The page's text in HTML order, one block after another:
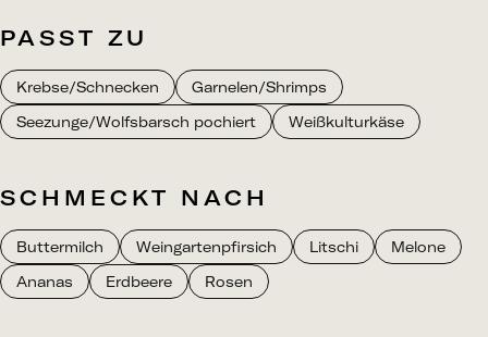
PASST ZU
Krebse/Schnecken
Garnelen/Shrimps
Seezunge/Wolfsbarsch pochiert
Weißkulturkäse
SCHMECKT NACH
Buttermilch Weingartenpfirsich Litschi
Melone
Ananas
Erdbeere Rosen